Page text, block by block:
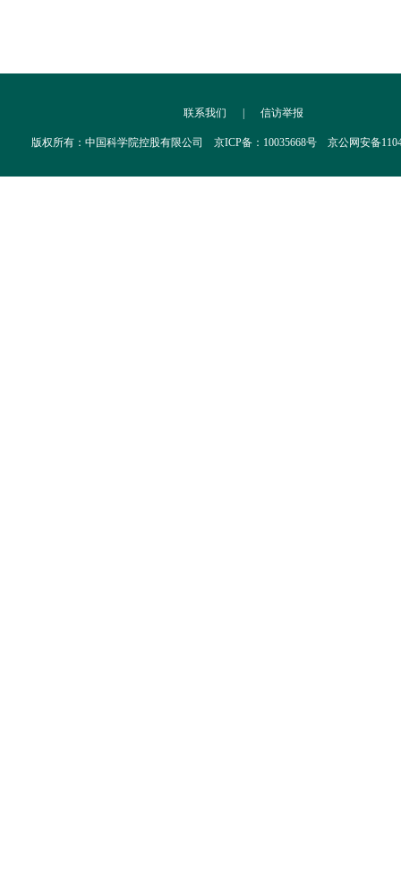
联系我们 | 信访举报
版权所有：中国科学院控股有限公司 京ICP备：10035668号 京公网安备